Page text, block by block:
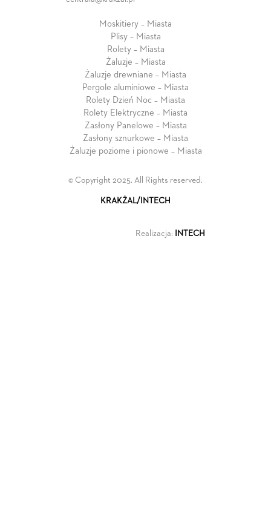
Moskitiery – Miasta
Plisy – Miasta
Rolety – Miasta
Żaluzje – Miasta
Żaluzje drewniane – Miasta
Pergole aluminiowe – Miasta
Rolety Dzień Noc – Miasta
Rolety Elektryczne – Miasta
Zasłony Panelowe – Miasta
Zasłony sznurkowe – Miasta
Żaluzje poziome i pionowe – Miasta
© Copyright 2025. All Rights reserved.
KRAKŻAL/INTECH
Realizacja: INTECH